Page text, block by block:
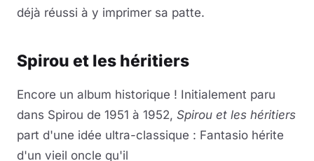
déjà réussi à y imprimer sa patte.
Spirou et les héritiers
Encore un album historique ! Initialement paru
dans Spirou de 1951 à 1952, Spirou et les héritiers
part d'une idée ultra-classique : Fantasio hérite
d'un vieil oncle qu'il